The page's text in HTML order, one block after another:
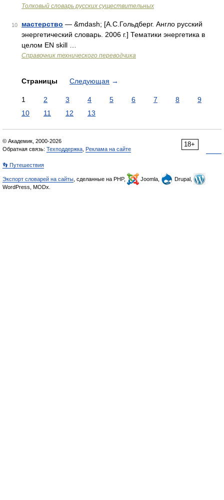
Толковый словарь русских существительных
10 мастерство — &mdash; [А.С.Гольдберг. Англо русский
энергетический словарь. 2006 г.] Тематики энергетика в
целом EN skill …
Справочник технического переводчика
Страницы Следующая →
1 2 3 4 5 6 7 8
9
10
11 12 13
18+
© Академик, 2000-2026
Обратная связь: Техподдержка Реклама на сайте
👣 Путешествия
Экспорт словарей на сайты , сделанные на PHP, Joomla,
Drupal,
WordPress, MODx.